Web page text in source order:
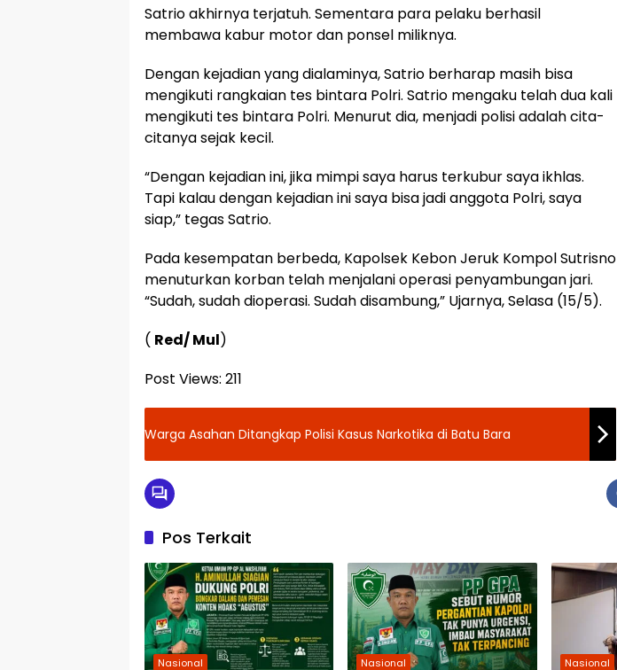
Satrio akhirnya terjatuh. Sementara para pelaku berhasil
membawa kabur motor dan ponsel miliknya.
Dengan kejadian yang dialaminya, Satrio berharap masih bisa
mengikuti rangkaian tes bintara Polri. Satrio mengaku telah dua kali
mengikuti tes bintara Polri. Menurut dia, menjadi polisi adalah cita-
citanya sejak kecil.
“Dengan kejadian ini, jika mimpi saya harus terkubur saya ikhlas.
Tapi kalau dengan kejadian ini saya bisa jadi anggota Polri, saya
siap,” tegas Satrio.
Pada kesempatan berbeda, Kapolsek Kebon Jeruk Kompol Sutrisno
menuturkan korban telah menjalani operasi penyambungan jari.
“Sudah, sudah dioperasi. Sudah disambung,” Ujarnya, Selasa (15/5).
( Red/ Mul)
Post Views: 211
Warga Asahan Ditangkap Polisi Kasus Narkotika di Batu Bara
Pos Terkait
Nasional Nasional Nasional